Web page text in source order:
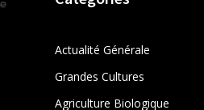
Actualité Générale
Grandes Cultures
Agriculture Biologique